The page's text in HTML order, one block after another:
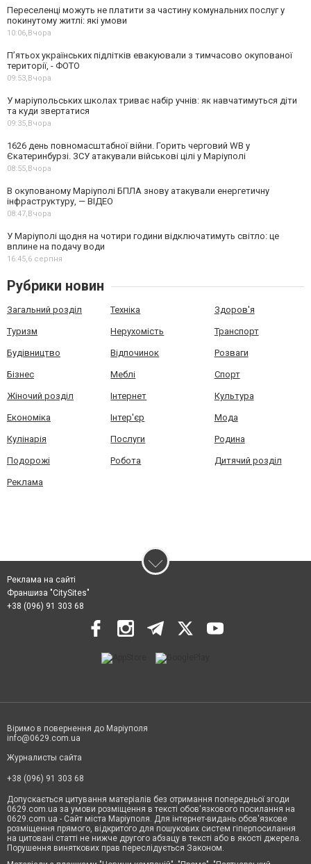
Переселенці можуть не платити за частину комунальних послуг у
покинутому житлі: які умови
10:06, Вчора
П’ятьох українських підлітків евакуювали з тимчасово окупованої
території, - ФОТО
09:53, Вчора
У маріупольських школах триває набір учнів: як навчатимуться діти
та куди звертатися
09:35, Вчора
1626 день повномасштабної війни. Горить черговий WB у
Єкатеринбурзі. ЗСУ атакували військові цілі у Маріуполі
08:55, Вчора
В окупованому Маріуполі БПЛА знову атакували енергетичну
інфраструктуру, — ВІДЕО
08:47, Вчора
У Маріуполі щодня на чотири години відключатимуть світло: це
вплине на подачу води
16:45,6 серпня
Рубрики новин
Загальний розділ Техніка Здоров'я
Туризм Нерухомість Транспорт
Будівництво Відпочинок Розваги
Бізнес Меблі Спорт
Жіночий розділ Інтернет Культура
Економіка Інтер'єр Мода
Кулінарія Послуги Родина
Подорожі Робота Дитячий розділ
Реклама
Реклама на сайті
Франшиза "CitySites"
+38 (096) 91 303 68
Віримо в повернення до Маріуполя
info@0629.com.ua
Журналисты сайта
+38 (096) 91 303 68
Допускається цитування матеріалів без отримання попередньої згоди
0629.com.ua за умови розміщення в тексті обов'язкового посилання на
0629.com.ua - Сайт міста Маріуполя. Для інтернет-видань обов'язкове
розміщення прямого, відкритого для пошукових систем гіперпосилання
на цитовані статті не нижче другого абзацу в тексті або в якості джерела.
Порушення виняткових прав переслідується Законом.